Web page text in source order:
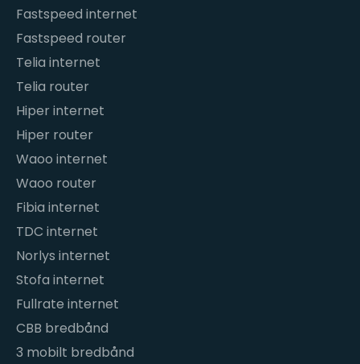
Fastspeed internet
Fastspeed router
Telia internet
Telia router
Hiper internet
Hiper router
Waoo internet
Waoo router
Fibia internet
TDC internet
Norlys internet
Stofa internet
Fullrate internet
CBB bredbånd
3 mobilt bredbånd